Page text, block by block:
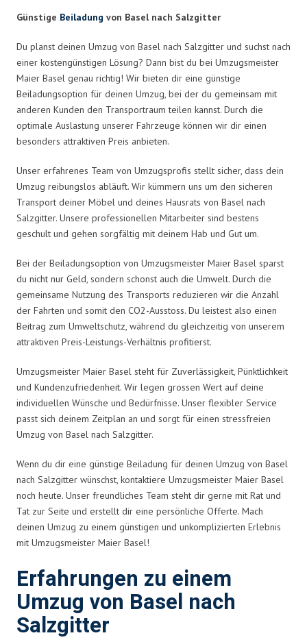
Günstige Beiladung von Basel nach Salzgitter
Du planst deinen Umzug von Basel nach Salzgitter und suchst nach
einer kostengünstigen Lösung? Dann bist du bei Umzugsmeister
Maier Basel genau richtig! Wir bieten dir eine günstige
Beiladungsoption für deinen Umzug, bei der du gemeinsam mit
anderen Kunden den Transportraum teilen kannst. Durch die
optimale Auslastung unserer Fahrzeuge können wir dir einen
besonders attraktiven Preis anbieten.
Unser erfahrenes Team von Umzugsprofis stellt sicher, dass dein
Umzug reibungslos abläuft. Wir kümmern uns um den sicheren
Transport deiner Möbel und deines Hausrats von Basel nach
Salzgitter. Unsere professionellen Mitarbeiter sind bestens
geschult und gehen sorgfältig mit deinem Hab und Gut um.
Bei der Beiladungsoption von Umzugsmeister Maier Basel sparst
du nicht nur Geld, sondern schonst auch die Umwelt. Durch die
gemeinsame Nutzung des Transports reduzieren wir die Anzahl
der Fahrten und somit den CO2-Ausstoss. Du leistest also einen
Beitrag zum Umweltschutz, während du gleichzeitig von unserem
attraktiven Preis-Leistungs-Verhältnis profitierst.
Umzugsmeister Maier Basel steht für Zuverlässigkeit, Pünktlichkeit
und Kundenzufriedenheit. Wir legen grossen Wert auf deine
individuellen Wünsche und Bedürfnisse. Unser flexibler Service
passt sich deinem Zeitplan an und sorgt für einen stressfreien
Umzug von Basel nach Salzgitter.
Wenn du dir eine günstige Beiladung für deinen Umzug von Basel
nach Salzgitter wünschst, kontaktiere Umzugsmeister Maier Basel
noch heute. Unser freundliches Team steht dir gerne mit Rat und
Tat zur Seite und erstellt dir eine persönliche Offerte. Mach
deinen Umzug zu einem günstigen und unkomplizierten Erlebnis
mit Umzugsmeister Maier Basel!
Erfahrungen zu einem
Umzug von Basel nach
Salzgitter